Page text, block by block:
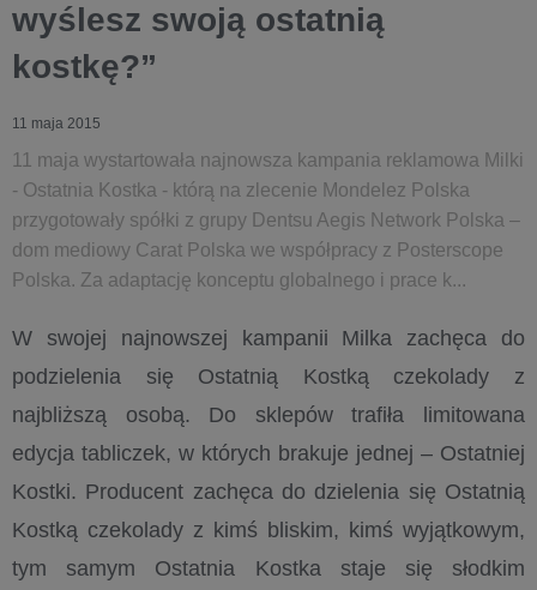
wyślesz swoją ostatnią
kostkę?”
11 maja 2015
11 maja wystartowała najnowsza kampania reklamowa Milki
- Ostatnia Kostka - którą na zlecenie Mondelez Polska
przygotowały spółki z grupy Dentsu Aegis Network Polska –
dom mediowy Carat Polska we współpracy z Posterscope
Polska. Za adaptację konceptu globalnego i prace k...
W swojej najnowszej kampanii Milka zachęca do
podzielenia się Ostatnią Kostką czekolady z
najbliższą osobą. Do sklepów trafiła limitowana
edycja tabliczek, w których brakuje jednej – Ostatniej
Kostki. Producent zachęca do dzielenia się Ostatnią
Kostką czekolady z kimś bliskim, kimś wyjątkowym,
tym samym Ostatnia Kostka staje się słodkim